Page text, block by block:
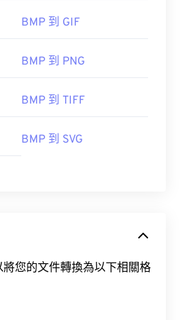
BMP 到 GIF
BMP 到 PNG
BMP 到 TIFF
BMP 到 SVG
您的文件轉換為以下相關格